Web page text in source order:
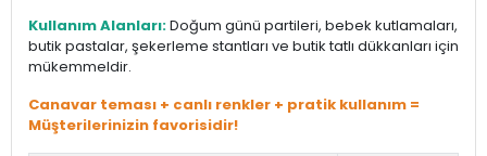
Kullanım Alanları:Doğum günü partileri, bebek kutlamaları,
butik pastalar, şekerleme stantları ve butik tatlı dükkanları için
mükemmeldir.
Canavar teması + canlı renkler + pratik kullanım =
Müşterilerinizin favorisidir!